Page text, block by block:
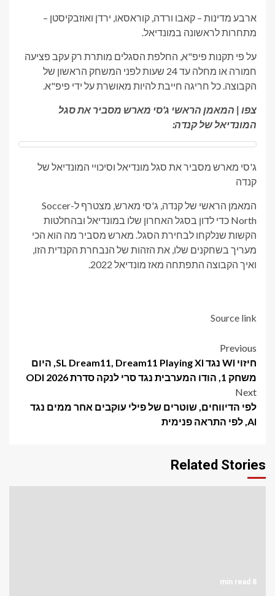
ארבע מדינות – קאבו ורדה, קוראסאו, ירדן ואוזבקיסטן –
מתחרות לראשונה במונדיאל.
על פי תקנות פיפ"א, החלפת הסגלים מותרת רק עקב פציעה
חמורה או מחלה עד 24 שעות לפני המשחק הראשון של
הקבוצה. כל חריגה חייבת להיות מאושרת על ידי פיפ"א.
צפו | המאמן הראשי ג'סי מארש מסביר את סגל
המונדיאל של קנדה:
ג'סי מארש מסביר את סגל מונדיאל וסיכויי המונדיאל של
קנדה
המאמן הראשי של קנדה, ג'סי מארש, מצטרף ל-Soccer
North כדי לדון בסגל האחרון שלו במונדיאל ובהחלטות
הקשות שנלקחו לבחירת הסגל. מארש מסביר מה הוא הכי
מעריך בשחקנים שלו, את הזהות של הנבחרת הקנדית הזו,
ואיך הקבוצה התפתחה מאז מונדיאל 2022.
Source link
Post
navigation
Previous
חיזוי WI נגד SL Dream11, Dream11 Playing XI, היום
משחק 1, הודו המערבית נגד סרי לנקה סדרת ODI 2026
Next
לפי הדיווחים, שוטרים של פילי עוקבים אחר ממים נגד
AI, לפי התראה פנימית
Related Stories
8 min read